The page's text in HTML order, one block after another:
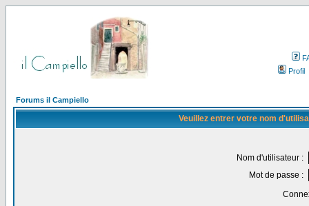
Profil
Forums il Campiello
Veuillez entrer votre nom
Nom d'utilisateur :
Mot de passe :